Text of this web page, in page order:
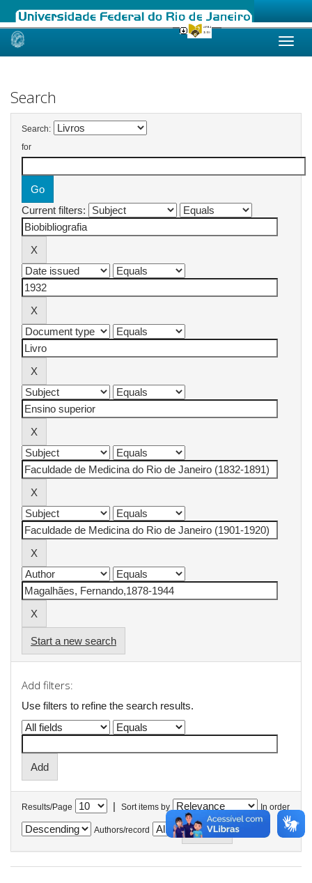
Skip
Search
Search:
for
Current filters:
Start a new search
Add filters:
Use filters to refine the search results.
Results/Page | Sort items by In order
Authors/record